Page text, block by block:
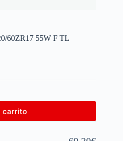
60ZR17 55W F TL
carrito